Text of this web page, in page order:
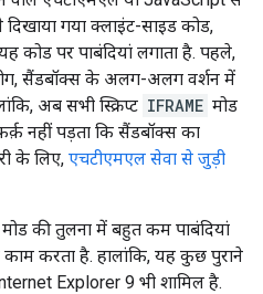
गया क्लाइंट-साइड कोड,
कोड पर पाबंदियां लगाता है. पहले,
सैंडबॉक्स के अलग-अलग वर्शन में
अब सभी स्क्रिप्ट IFRAME मोड
नहीं पड़ता कि सैंडबॉक्स का
के लिए, एचटीएमएल सेवा से जुड़ी
की तुलना में बहुत कम पाबंदियां
करता है. हालांकि, यह कुछ पुराने
Explorer 9 भी शामिल है.